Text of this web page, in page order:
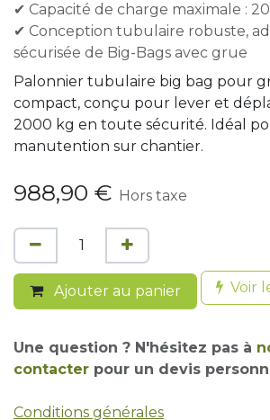
✔ Capacité de charge maximale :
✔ Conception tubulaire robuste,
sécurisée de Big-Bags avec grue
Palonnier tubulaire big bag pour
compact, conçu pour lever et
2000 kg en toute sécurité. Idéal
manutention sur chantier.
988,90 € Hors taxe
Ajouter au panier Voir
Une question ? N'hésitez pas à
contacter pour un devis
Conditions générales